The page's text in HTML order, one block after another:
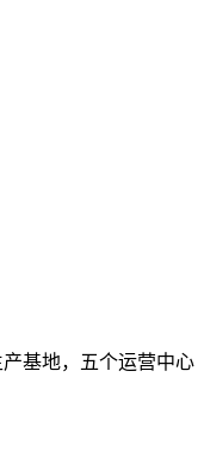
基地，五个运营中心